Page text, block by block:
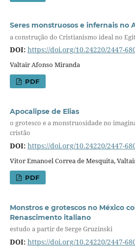
Seres monstruosos e infernais no
a construção do Cristianismo ideal no
DOI: https://doi.org/10.24220/2447-
Valtair Afonso Miranda
PDF
Apocalipse de Elias
o grotesco e a monstruosidade no
cristão
DOI: https://doi.org/10.24220/2447-
Vitor Emanoel Correa de Mesquita,
PDF
Monstros e grotescos no México
Renascimento italiano
estudo a partir de Serge Gruzinski
DOI: https://doi.org/10.24220/2447-